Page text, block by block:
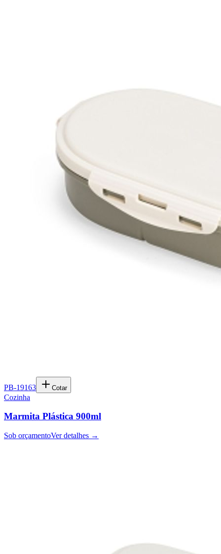
PB-19163 Cotar
Cozinha
Marmita Plástica 900ml
Sob orçamentoVer detalhes →